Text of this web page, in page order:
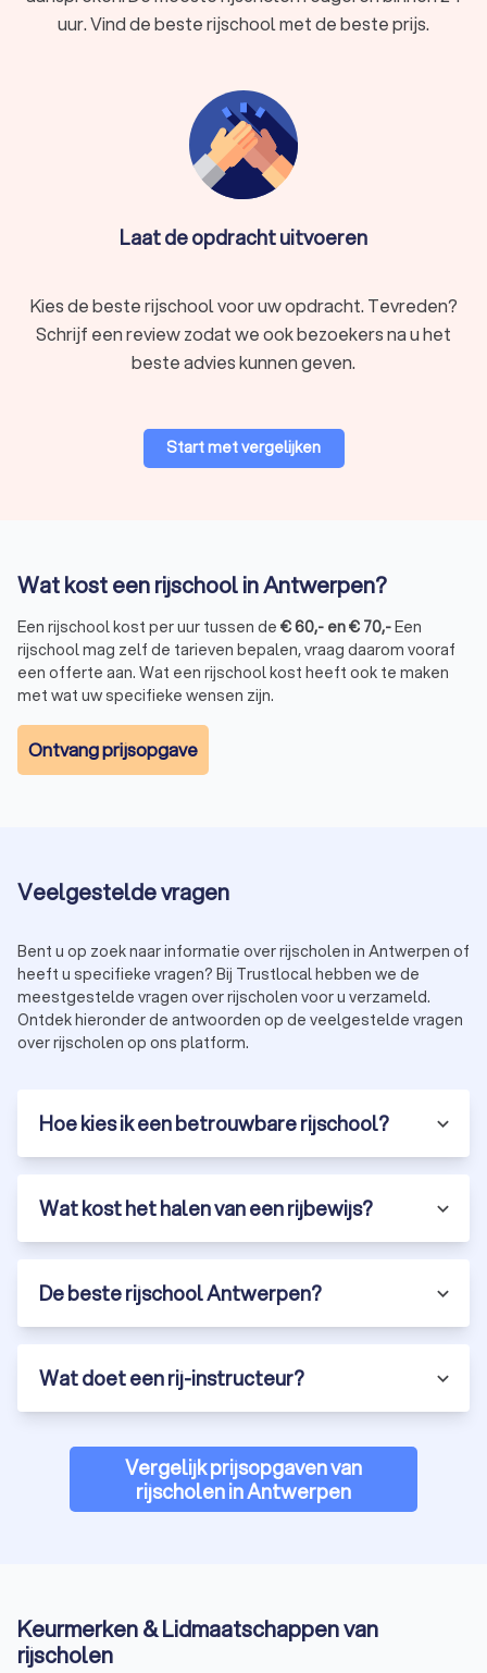
uur. Vind de beste rijschool met de beste prijs.
Laat de opdracht uitvoeren
Kies de beste rijschool voor uw opdracht. Tevreden?
Schrijf een review zodat we ook bezoekers na u het
beste advies kunnen geven.
Start met vergelijken
Wat kost een rijschool in Antwerpen?
Een rijschool kost per uur tussen de €60,- en€ 70,-Een
rijschool mag zelf de tarieven bepalen, vraag daarom vooraf
een offerte aan. Wat een rijschool kost heeft ook te maken
met wat uw specifieke wensen zijn.
Ontvang prijsopgave
Veelgestelde vragen
Bent u op zoek naar informatie over rijscholen in Antwerpen of
heeft u specifieke vragen? Bij Trustlocal hebben we de
meestgestelde vragen over rijscholen voor u verzameld.
Ontdek hieronder de antwoorden op de veelgestelde vragen
over rijscholen op ons platform.
Hoe kies ik een betrouwbare rijschool?
Wat kost het halen van een rijbewijs?
De beste rijschool Antwerpen?
Wat doet een rij-instructeur?
Vergelijk prijsopgaven van
rijscholen in Antwerpen
Keurmerken & Lidmaatschappen van
rijscholen